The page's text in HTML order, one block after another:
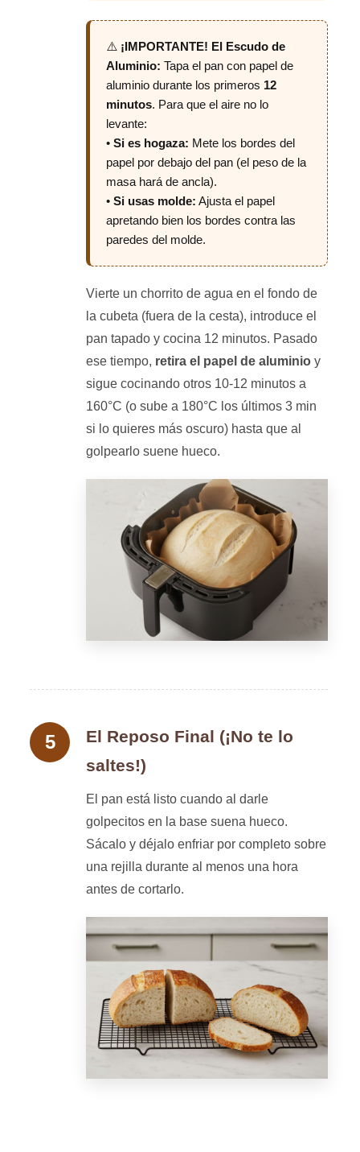
⚠️ ¡IMPORTANTE! El Escudo de
Aluminio: Tapa el pan con papel de
aluminio durante los primeros 12
minutos. Para que el aire no lo
levante:
• Si es hogaza: Mete los bordes del
papel por debajo del pan (el peso de la
masa hará de ancla).
• Si usas molde: Ajusta el papel
apretando bien los bordes contra las
paredes del molde.
Vierte un chorrito de agua en el fondo de
la cubeta (fuera de la cesta), introduce el
pan tapado y cocina 12 minutos. Pasado
ese tiempo, retira el papel de aluminio y
sigue cocinando otros 10-12 minutos a
160°C (o sube a 180°C los últimos 3 min
si lo quieres más oscuro) hasta que al
golpearlo suene hueco.
El Reposo Final (¡No te lo
saltes!)
El pan está listo cuando al darle
golpecitos en la base suena hueco.
Sácalo y déjalo enfriar por completo sobre
una rejilla durante al menos una hora
antes de cortarlo.